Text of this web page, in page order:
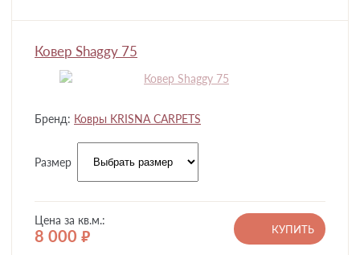
Ковер Shaggy 75
Бренд: Ковры KRISNA CARPETS
Размер
Цена за кв.м.:
8 000 руб.
КУПИТЬ